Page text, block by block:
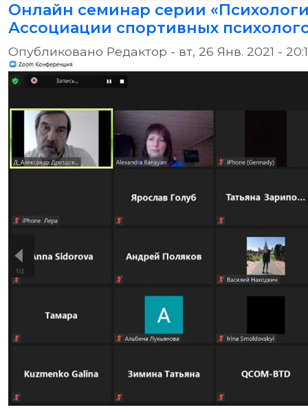
Онлайн семинар серии
Ассоциации спортивных
Опубликовано Редактор - вт, 26 Янв. 2021 -